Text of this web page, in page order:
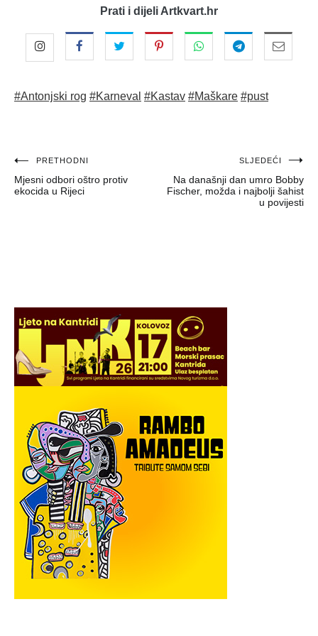
Prati i dijeli Artkvart.hr
#Antonjski rog #Karneval #Kastav #Maškare #pust
Navigacija
objava
PRETHODNI
Mjesni odbori oštro protiv
ekocida u Rijeci
SLJEDEĆI
Na današnji dan umro Bobby
Fischer, možda i najbolji šahist
u povijesti